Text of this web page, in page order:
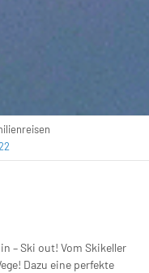
– Ski out! Vom Skikeller
Dazu eine perfekte